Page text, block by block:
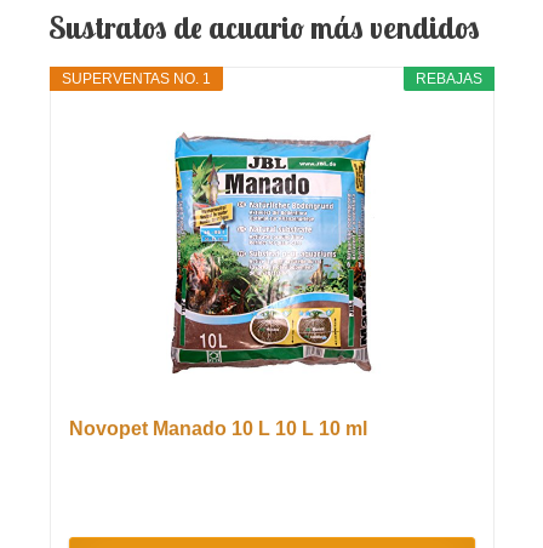
Sustratos de acuario más vendidos
REBAJAS
SUPERVENTAS NO. 1
Novopet Manado 10 L 10 L 10 ml